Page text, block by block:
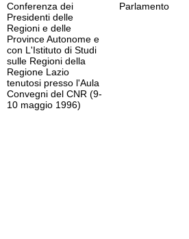
Conferenza dei
Presidenti delle
Regioni e delle
Province Autonome e
con L'Istituto di Studi
sulle Regioni della
Regione Lazio
tenutosi presso l'Aula
Convegni del CNR (9-
10 maggio 1996)
Parlamento